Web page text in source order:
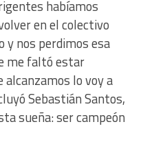
habíamos
en el colectivo
y nos perdimos esa
me faltó estar
lo voy a
Sebastián Santos,
sueña: ser campeón